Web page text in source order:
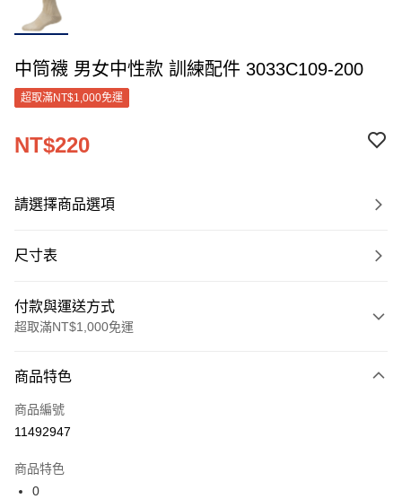
中筒襪 男女中性款 訓練配件 3033C109-200
超取滿NT$1,000免運
NT$220
請選擇商品選項
尺寸表
付款與運送方式
超取滿NT$1,000免運
信用卡一次付款
信用卡分期付款
合作金庫商業銀行
華南商業銀行
商品特色
商品編號
11492947
商品特色
0